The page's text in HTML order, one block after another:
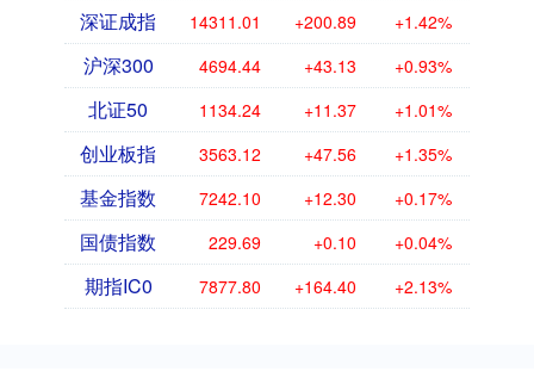
深证成指 14311.01 +200.89 +1.42%
沪深300 4694.44 +43.13 +0.93%
北证50 1134.24 +11.37 +1.01%
创业板指 3563.12 +47.56 +1.35%
基金指数 7242.10 +12.30 +0.17%
国债指数 229.69 +0.10 +0.04%
期指IC0 7877.80 +164.40 +2.13%